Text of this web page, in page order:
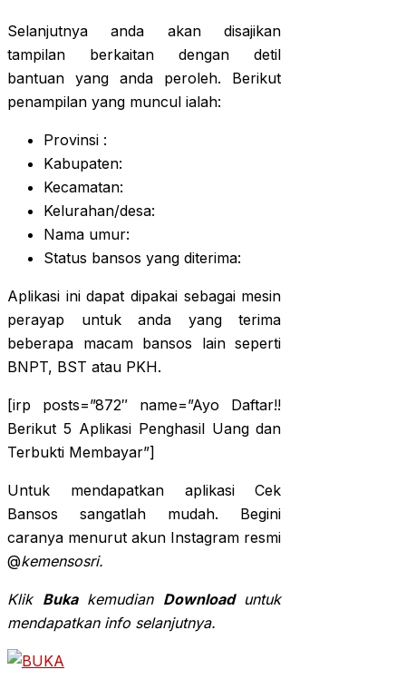
Selanjutnya anda akan disajikan
tampilan berkaitan dengan detil
bantuan yang anda peroleh. Berikut
penampilan yang muncul ialah:
Provinsi :
Kabupaten:
Kecamatan:
Kelurahan/desa:
Nama umur:
Status bansos yang diterima:
Aplikasi ini dapat dipakai sebagai mesin
perayap untuk anda yang terima
beberapa macam bansos lain seperti
BNPT, BST atau PKH.
[irp posts=”872″ name=”Ayo Daftar!!
Berikut 5 Aplikasi Penghasil Uang dan
Terbukti Membayar”]
Untuk mendapatkan aplikasi Cek
Bansos sangatlah mudah. Begini
caranya menurut akun Instagram resmi
@kemensosri.
Klik Bukakemudian Downloaduntuk
mendapatkan info selanjutnya.